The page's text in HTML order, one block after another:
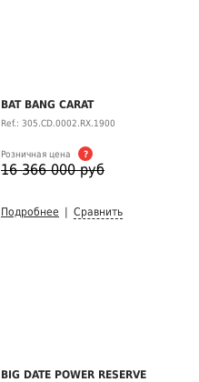
BAT BANG CARAT
Ref.: 305.CD.0002.RX.1900
Розничная цена ?
16 366 000 руб
Подробнее Сравнить
BIG DATE POWER RESERVE